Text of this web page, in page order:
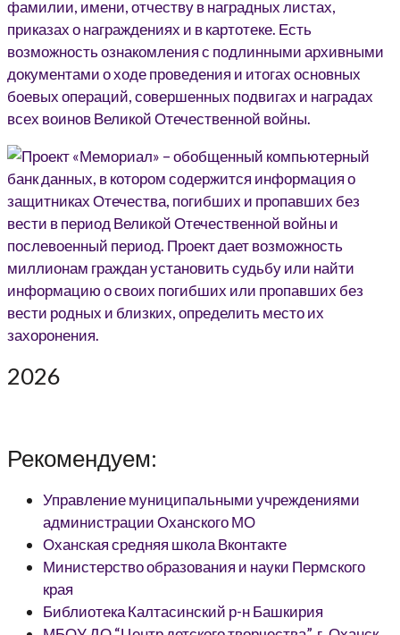
2026
Рекомендуем:
Управление муниципальными учреждениями
администрации Оханского МО
Оханская средняя школа Вконтакте
Министерство образования и науки Пермского
края
Библиотека Калтасинский р-н Башкирия